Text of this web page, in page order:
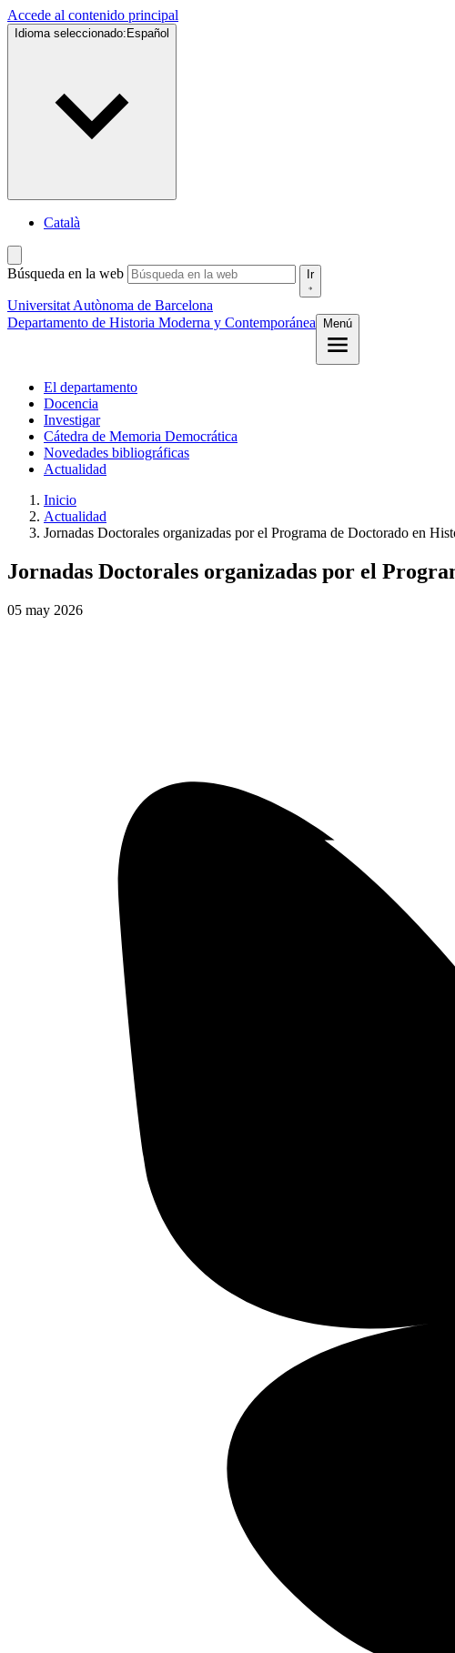
Accede al contenido principal
Idioma seleccionado: Español
Català
Búsqueda en la web Ir
Universitat Autònoma de Barcelona
Departamento de Historia Moderna y Contemporánea
Menú
El departamento
Docencia
Investigar
Cátedra de Memoria Democrática
Novedades bibliográficas
Actualidad
Inicio
Actualidad
Jornadas Doctorales organizadas por el Programa de Doctorado en
Jornadas Doctorales organizadas por el
05 may 2026